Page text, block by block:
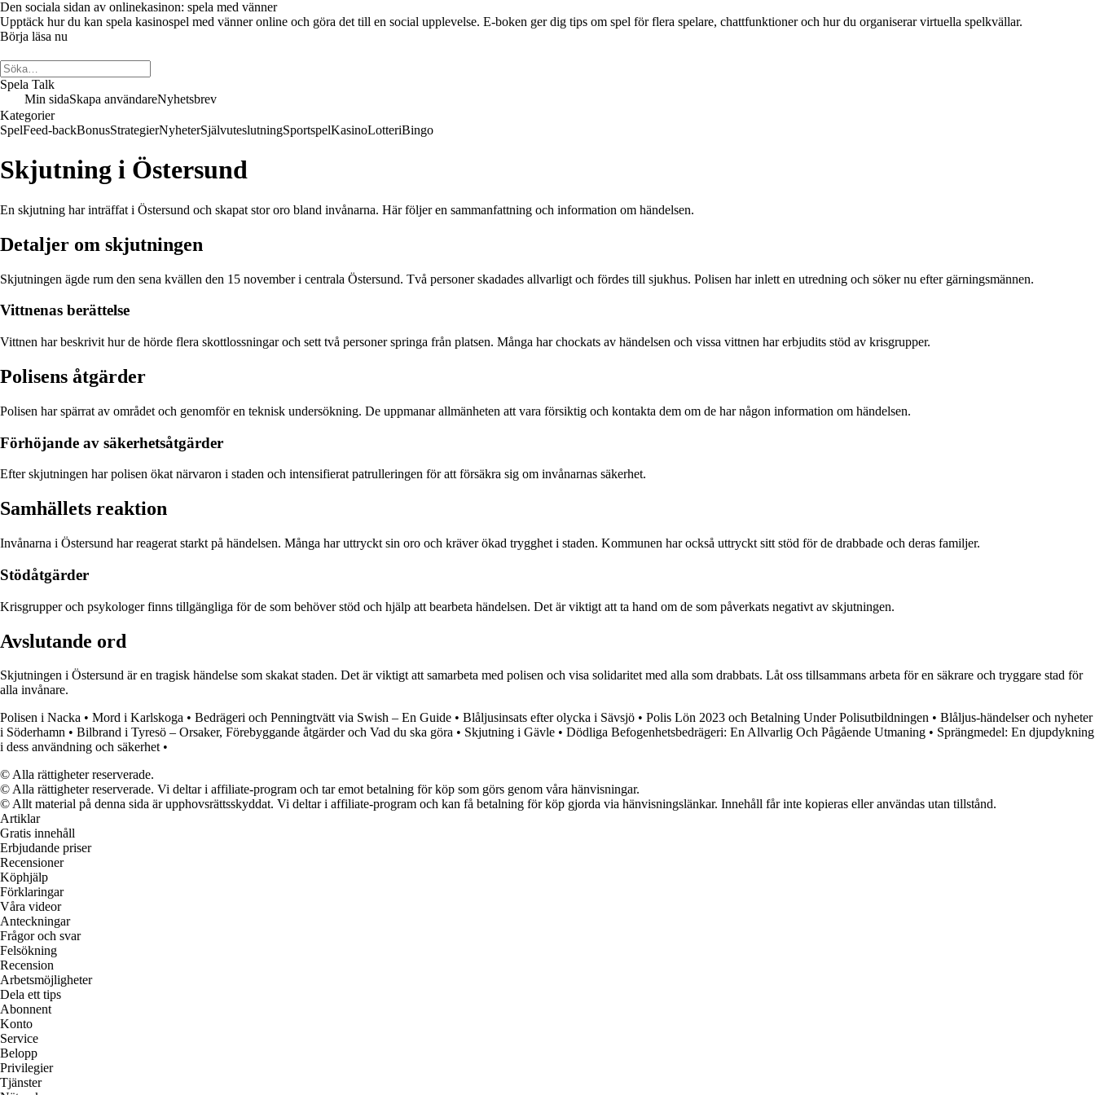
Den sociala sidan av onlinekasinon: spela med vänner
Upptäck hur du kan spela kasinospel med vänner online och göra det till en social upplevelse. E-boken ger dig tips om spel för flera spelare, chattfunktioner och hur du organiserar virtuella spelkvällar.
Börja läsa nu
Spela Talk
Min sidaSkapa användareNyhetsbrev
Kategorier
SpelFeed-backBonusStrategierNyheterSjälvuteslutningSportspelKasinoLotteriBingo
Skjutning i Östersund
En skjutning har inträffat i Östersund och skapat stor oro bland invånarna. Här följer en sammanfattning och information om händelsen.
Detaljer om skjutningen
Skjutningen ägde rum den sena kvällen den 15 november i centrala Östersund. Två personer skadades allvarligt och fördes till sjukhus. Polisen har inlett en utredning och söker nu efter gärningsmännen.
Vittnenas berättelse
Vittnen har beskrivit hur de hörde flera skottlossningar och sett två personer springa från platsen. Många har chockats av händelsen och vissa vittnen har erbjudits stöd av krisgrupper.
Polisens åtgärder
Polisen har spärrat av området och genomför en teknisk undersökning. De uppmanar allmänheten att vara försiktig och kontakta dem om de har någon information om händelsen.
Förhöjande av säkerhetsåtgärder
Efter skjutningen har polisen ökat närvaron i staden och intensifierat patrulleringen för att försäkra sig om invånarnas säkerhet.
Samhällets reaktion
Invånarna i Östersund har reagerat starkt på händelsen. Många har uttryckt sin oro och kräver ökad trygghet i staden. Kommunen har också uttryckt sitt stöd för de drabbade och deras familjer.
Stödåtgärder
Krisgrupper och psykologer finns tillgängliga för de som behöver stöd och hjälp att bearbeta händelsen. Det är viktigt att ta hand om de som påverkats negativt av skjutningen.
Avslutande ord
Skjutningen i Östersund är en tragisk händelse som skakat staden. Det är viktigt att samarbeta med polisen och visa solidaritet med alla som drabbats. Låt oss tillsammans arbeta för en säkrare och tryggare stad för
alla invånare.
Polisen i Nacka • Mord i Karlskoga • Bedrägeri och Penningtvätt via Swish – En Guide • Blåljusinsats efter olycka i Sävsjö • Polis Lön 2023 och Betalning Under Polisutbildningen • Blåljus-händelser och nyheter
i Söderhamn • Bilbrand i Tyresö – Orsaker, Förebyggande åtgärder och Vad du ska göra • Skjutning i Gävle • Dödliga Befogenhetsbedrägeri: En Allvarlig Och Pågående Utmaning • Sprängmedel: En djupdykning
i dess användning och säkerhet•
© Alla rättigheter reserverade.
© Alla rättigheter reserverade. Vi deltar i affiliate-program och tar emot betalning för köp som görs genom våra hänvisningar.
© Allt material på denna sida är upphovsrättsskyddat. Vi deltar i affiliate-program och kan få betalning för köp gjorda via hänvisningslänkar. Innehåll får inte kopieras eller användas utan tillstånd.
Artiklar
Gratis innehåll
Erbjudande priser
Recensioner
Köphjälp
Förklaringar
Våra videor
Anteckningar
Frågor och svar
Felsökning
Recension
Arbetsmöjligheter
Dela ett tips
Abonnent
Konto
Service
Belopp
Privilegier
Tjänster